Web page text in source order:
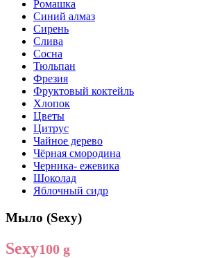
Ромашка
Синий алмаз
Сирень
Слива
Сосна
Тюльпан
Фрезия
Фруктовый коктейль
Хлопок
Цветы
Цитрус
Чайное дерево
Чёрная смородина
Черника- ежевика
Шоколад
Яблочный сидр
Мыло (Sexy)
Sexy100 g